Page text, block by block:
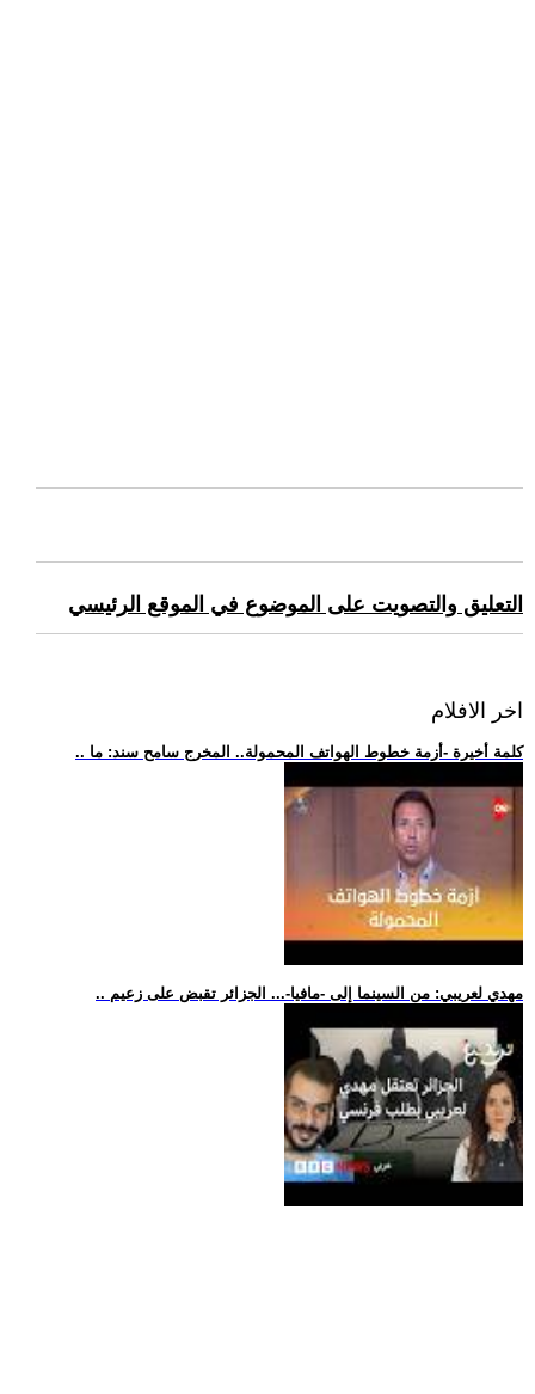
التعليق والتصويت على الموضوع في الموقع الرئيسي
اخر الافلام
.. كلمة أخيرة -أزمة خطوط الهواتف المحمولة.. المخرج سامح سند: ما
.. مهدي لعريبي: من السينما إلى -مافيا-... الجزائر تقبض على زعيم